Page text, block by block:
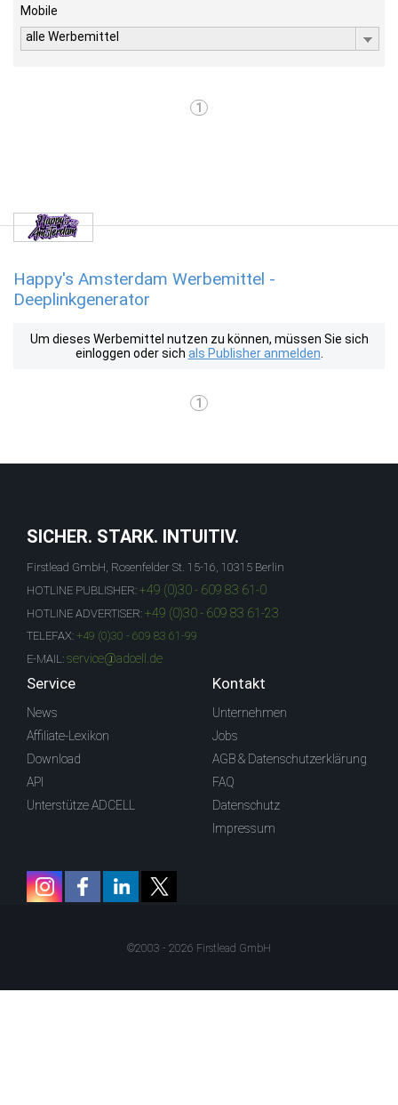
Mobile
alle Werbemittel
1
Happy's Amsterdam Werbemittel -
Deeplinkgenerator
Um dieses Werbemittel nutzen zu können, müssen Sie sich
einloggen oder sich als Publisher anmelden
1
SICHER. STARK. INTUITIV.
Firstlead GmbH, Rosenfelder St. 15-16, 10315 Berlin
HOTLINE PUBLISHER: +49 (0)30 - 609 83 61-0
HOTLINE ADVERTISER: +49 (0)30 - 609 83 61-23
TELEFAX: +49 (0)30 - 609 83 61-99
E-MAIL: service@adcell.de
Service
News
Affiliate-Lexikon
Download
API
Unterstütze ADCELL
Kontakt
Unternehmen
Jobs
AGB & Datenschutzerklärung
FAQ
Datenschutz
Impressum
©2003 - 2026 Firstlead GmbH